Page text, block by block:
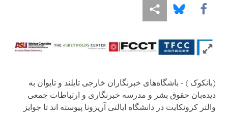
Share this via Facebook
Share this via Bluesky
More sharing options
Click to expand Image
(بانکوک ) - باشگاه‌های خبرنگاران خارجی تایلند و تایوان به
دیده‌بان حقوق بشر و مدرسه خبرنگاری و ارتباطات جمعی
والتر کرونکایت در دانشگاه ایالتی آریزونا پیوسته اند تا جوایز